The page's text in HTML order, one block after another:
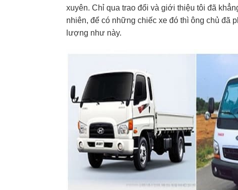
xuyên. Chỉ qua trao đổi và giới thiệu tôi đã
nhiên, để có những chiếc xe đó thì ông chủ đã
lượng như này.